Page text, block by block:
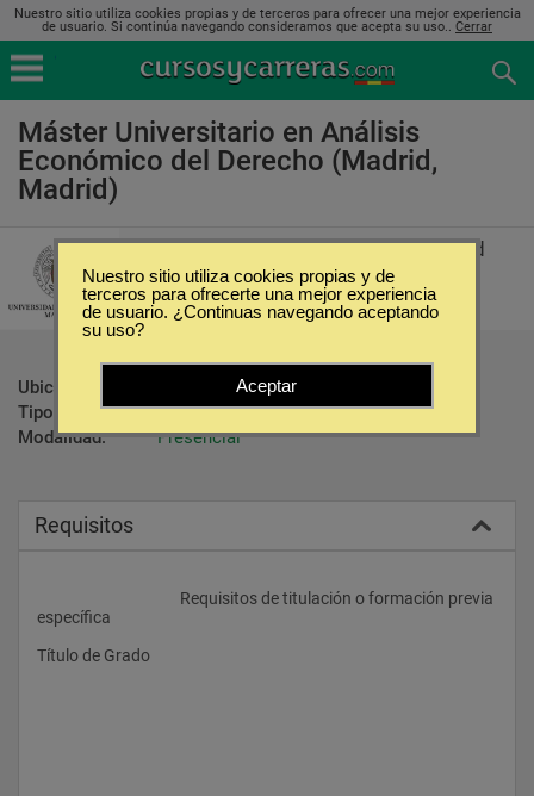
Nuestro sitio utiliza cookies propias y de terceros para ofrecer una mejor experiencia
de usuario. Si continúa navegando consideramos que acepta su uso.. Cerrar
Máster Universitario en Análisis
Económico del Derecho (Madrid,
Madrid)
Universidad Complutense de Madrid
Ubicación:
Madrid - Madrid
Tipo:
Maestrías
Modalidad:
Presencial
Requisitos
específica
Título de Grado
Nuestro sitio utiliza cookies propias y de
terceros para ofrecerte una mejor experiencia
de usuario. ¿Continuas navegando aceptando
su uso?
Aceptar